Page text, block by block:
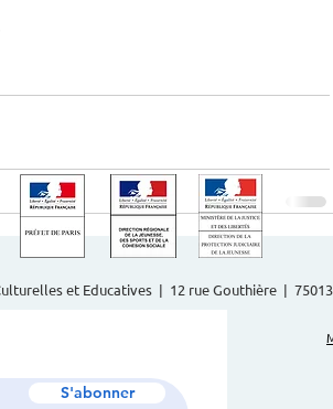
et Educatives | 12 rue Gouthière |
S'abonner